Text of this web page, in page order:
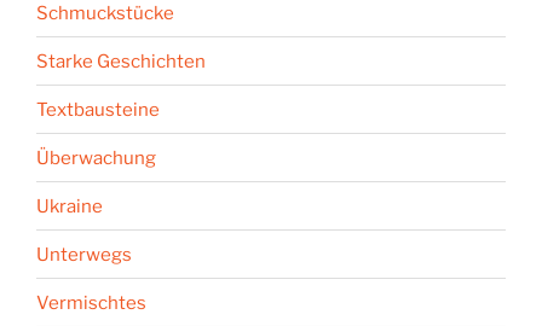
Schmuckstücke
Starke Geschichten
Textbausteine
Überwachung
Ukraine
Unterwegs
Vermischtes